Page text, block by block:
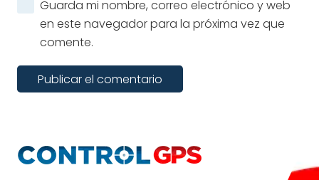
Guarda mi nombre, correo electrónico y web
en este navegador para la próxima vez que
comente.
Publicar el comentario